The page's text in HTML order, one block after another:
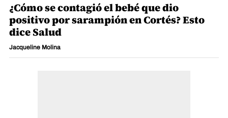
¿Cómo se contagió el bebé que dio
positivo por sarampión en Cortés? Esto
dice Salud
Jacqueline Molina